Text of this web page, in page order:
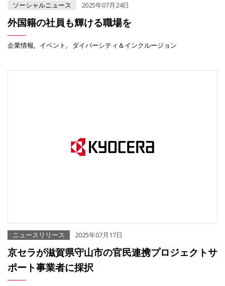
ソーシャルニュース 2025年07月24日
外国籍の社員も輝ける職場を
企業情報 イベント ダイバーシティ＆インクルージョン
ニュースリリース 2025年07月17日
京セラが滋賀県守山市の官民連携プロジェクトサ
ポート事業者に採択